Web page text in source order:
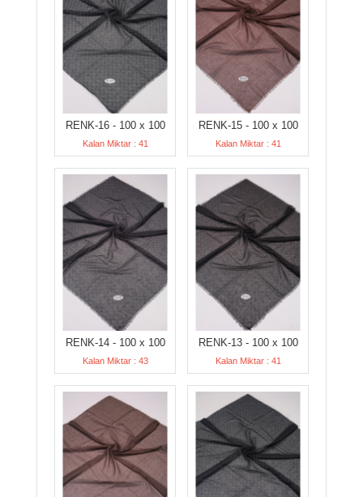
RENK-16 - 100 x 100
Kalan Miktar : 41
RENK-15 - 100 x 100
Kalan Miktar : 41
RENK-14 - 100 x 100
Kalan Miktar : 43
RENK-13 - 100 x 100
Kalan Miktar : 41